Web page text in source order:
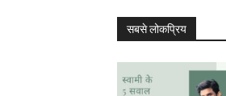
सबसे लोकप्रिय